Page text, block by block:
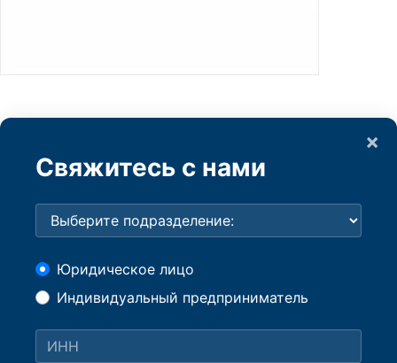
×
Свяжитесь с нами
Юридическое лицо
Индивидуальный предприниматель